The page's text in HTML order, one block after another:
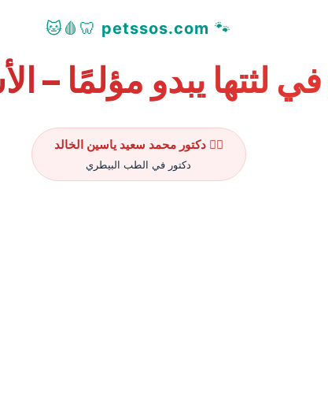
🐾
petssos.com
🦷🩸🐱
لثتها يبدو مؤلمًا –
👨‍⚕️ دكتور محمد سعيد ياسين الخالد
دكتور في الطب البيطري